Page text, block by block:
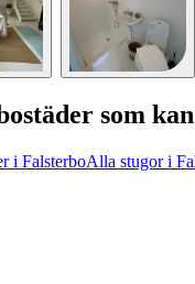
som
i FalsterboAlla stugor i